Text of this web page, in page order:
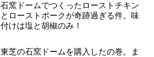
石窯ドームでつくったローストチキン
とローストポークが奇跡過ぎる件。味
付けは塩と胡椒のみ！
東芝の石窯ドームを購入したの巻。ま